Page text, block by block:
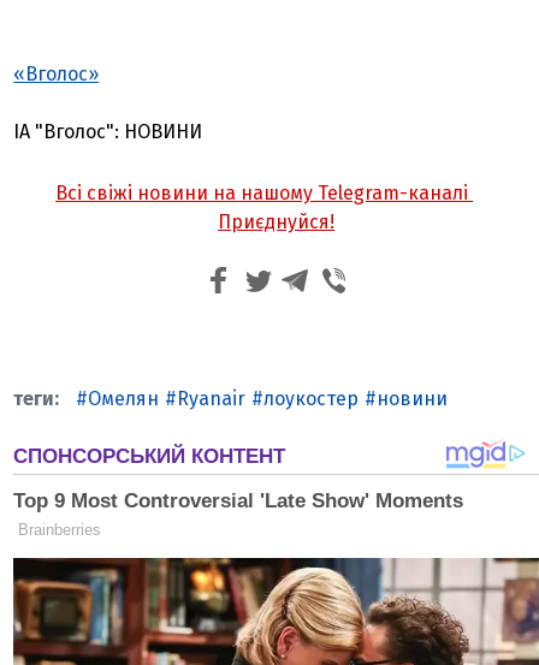
«Вголос»
ІА "Вголос": НОВИНИ
Всі свіжі новини на нашому Telegram-каналі
Приєднуйся!
Омелян Ryanair лоукостер новини